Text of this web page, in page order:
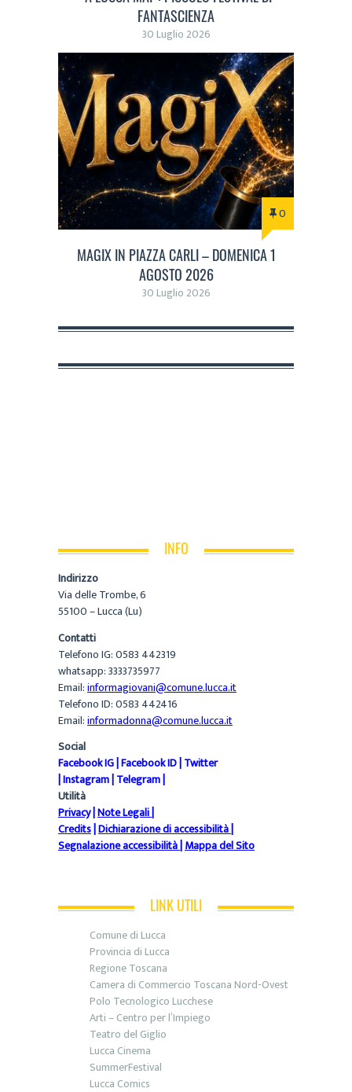
FANTASCIENZA
30 Luglio 2026
0
MAGIX IN PIAZZA CARLI – DOMENICA 1
AGOSTO 2026
30 Luglio 2026
INFO
Indirizzo
Via delle Trombe, 6
55100 – Lucca (Lu)
Contatti
Telefono IG: 0583 442319
whatsapp: 3333735977
Email:informagiovani@comune.lucca.it
Telefono ID: 0583 442416
Email:informadonna@comune.lucca.it
Social
Facebook IG|Facebook ID|Twitter
|Instagram|Telegram|
Utilità
Privacy|Note Legali|
Credits|Dichiarazione di accessibilità|
Segnalazione accessibilità|Mappa del Sito
LINK UTILI
Comune di Lucca
Provincia di Lucca
Regione Toscana
Camera di Commercio Toscana Nord-Ovest
Polo Tecnologico Lucchese
Arti – Centro per l’Impiego
Teatro del Giglio
Lucca Cinema
SummerFestival
Lucca Comics